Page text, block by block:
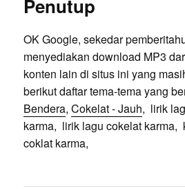
Penutup
OK Google, sekedar
menyediakan download MP3
konten lain di situs ini yang
berikut daftar tema-tema yang
Bendera, Cokelat - Jauh, lirik
karma, lirik lagu cokelat karma,
coklat karma,